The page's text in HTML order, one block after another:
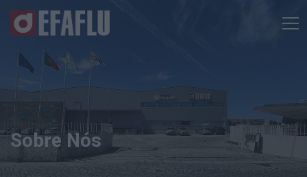
Sobre Nós